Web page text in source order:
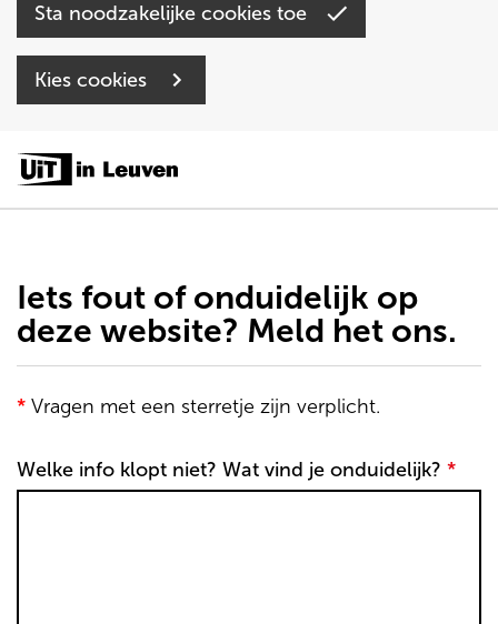
Sta noodzakelijke cookies toe
Kies cookies
en
gaan
Iets fout of onduidelijk op
deze website? Meld het ons.
* Vragen met een sterretje zijn verplicht.
Welke info klopt niet? Wat vind je onduidelijk? *